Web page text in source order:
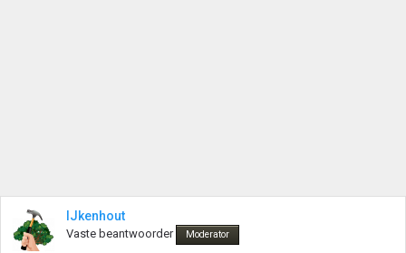
IJkenhout
Vaste beantwoorder Moderator